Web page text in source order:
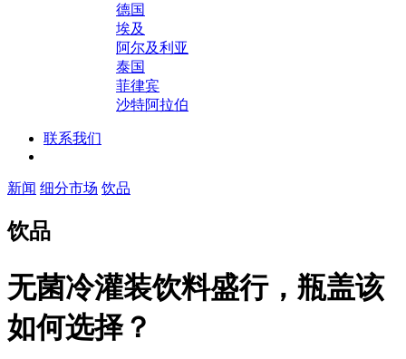
德国
埃及
阿尔及利亚
泰国
菲律宾
沙特阿拉伯
联系我们
新闻 细分市场 饮品
饮品
无菌冷灌装饮料盛行，瓶盖该
如何选择？